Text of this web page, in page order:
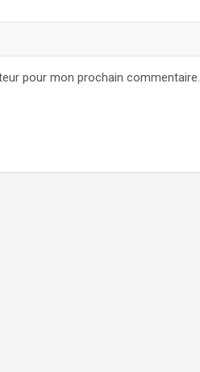
pour mon prochain commentaire.